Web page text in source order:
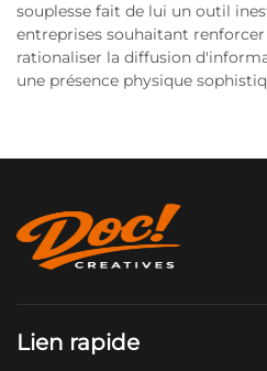
souplesse fait de lui un outil
entreprises souhaitant
rationaliser la diffusion
une présence physique
Lien rapide